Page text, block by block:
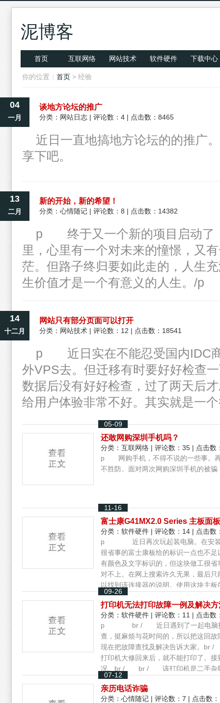
泥博客
首页 互联网络 网站技术 软件硬件 下载中心
你的位置： 首页 > 经验
04
一月
谈地方论坛的推广
分类： 网站日志 | 评论数：4 | 点击数：8465
近日一直地搞地方论坛的的推广
享下吧。
13
二月
新的开始，新的希望！
分类： 心情随记 | 评论数：8 | 点击数：14382
p 终于又一个新的项目启动了
里，心里有一个对未来的憧憬，又
茫。但路子终归要如此走的，人生
生价值才是一个有意义的人生。/p
14
十二月
网站只有部分页面可以打开
分类： 网站技术 | 评论数：12 | 点击数：18541
p 近日实在不能忍受国内IDC
外VPS去。但迁移有时要好好检查
数据后没有好好检查，过了两天后
给用户体验非常不好。其实就是一
05-09
还敢网购深圳手机吗？
分类： 互联网络 | 评论数：35 | 点击数
p 网购手机，不得不说的一些事。再
不胜防。面对两次网购深圳手机的被
11-16
富士康G41MX2.0 Series 主板面
分类： 软件硬件 | 评论数：14 | 点击数
p 近日再次玩起装电脑。在安装到
很省事的富士康板给的标识一点也不
有颜色及文字标识的，但这块做工很
对不上。在网上搜索许久无果，最后
以找到该连接器的说明。使用这块主
样的问题，所以我截出以下图片供大
09-26
打印机无法打印故障一例及解决方
分类： 软件硬件 | 评论数：11 | 点击数
p br / 近日遇到了一起电脑打印
查，挺麻烦与花时间的，所以把这回
现在把故障查找及解决告诉大家。
打印机大修回来后，就不能打印了。
况。br / br / 该打印机是二手杂牌
电脑城的维修店进行大修，换了打印
windows XP操作系统提示无法打印。
07-12
亲历电话诈骗
分类： 心情随记 | 评论数：7 | 点击数